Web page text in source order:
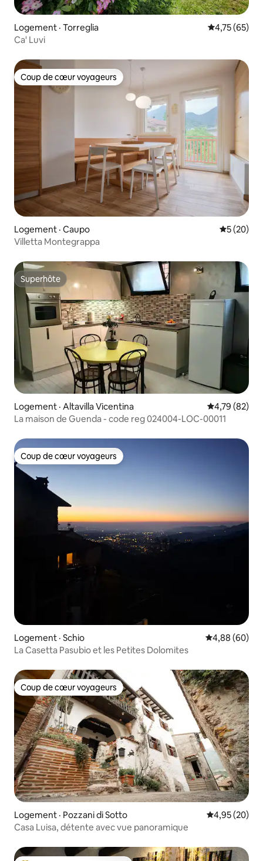
Logement · Torreglia Note
4,75 (65)
Ca' Luvi
Coup de cœur voyageurs
Coup de cœur voyageurs
Logement · Caupo Note
5 (20)
Villetta Montegrappa
Superhôte
Superhôte
Logement · Altavilla Vicentina Note
4,79 (82)
La maison de Guenda - code reg 024004-LOC-00011
Coup de cœur voyageurs
Coup de cœur voyageurs
Logement · Schio Note
4,88 (60)
La Casetta Pasubio et les Petites Dolomites
Coup de cœur voyageurs
Coup de cœur voyageurs
Logement · Pozzani di Sotto Note
4,95 (20)
Casa Luisa, détente avec vue panoramique